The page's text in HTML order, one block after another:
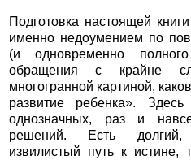
Подготовка настоящей
именно недоумением по
(и одновременно
обращения с крайне
многогранной картиной,
развитие ребенка».
однозначных, раз и
решений. Есть долгий,
извилистый путь к истине,